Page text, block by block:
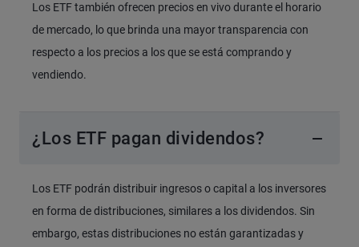
Los ETF también ofrecen precios en vivo durante el horario
de mercado, lo que brinda una mayor transparencia con
respecto a los precios a los que se está comprando y
vendiendo.
¿Los ETF pagan dividendos?
Los ETF podrán distribuir ingresos o capital a los inversores
en forma de distribuciones, similares a los dividendos. Sin
embargo, estas distribuciones no están garantizadas y